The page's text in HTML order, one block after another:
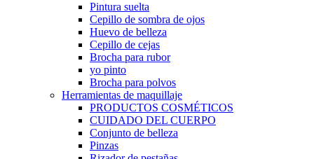
Pintura suelta
Cepillo de sombra de ojos
Huevo de belleza
Cepillo de cejas
Brocha para rubor
yo pinto
Brocha para polvos
Herramientas de maquillaje
PRODUCTOS COSMÉTICOS
CUIDADO DEL CUERPO
Conjunto de belleza
Pinzas